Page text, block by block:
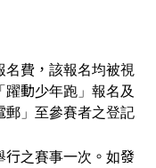
費，該報名均被視
動少年跑」報名及
」至參賽者之登記
之賽事一次。如發